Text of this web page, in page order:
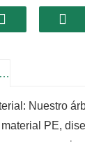
Navidad.
nieve: con
cualquier
Navidad es
Detalles de producto
Nuestro
PE,